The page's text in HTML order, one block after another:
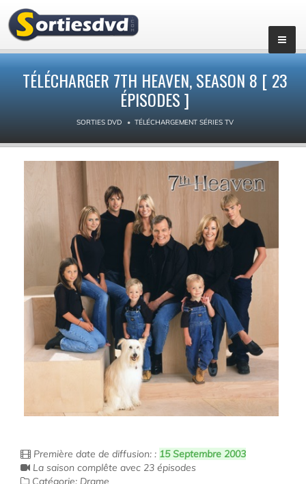
TÉLÉCHARGER 7TH HEAVEN, SEASON 8 [ 23
ÉPISODES ]
SORTIES DVD TÉLÉCHARGEMENT SÉRIES TV
Première date de diffusion: : 15 Septembre 2003
La saison complête avec 23 épisodes
Catégorie: Drame